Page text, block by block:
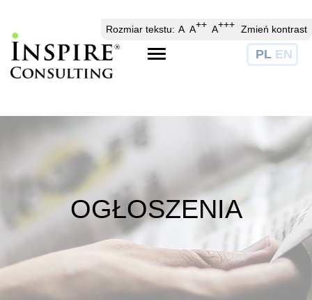
Rozmiar tekstu: A A++ A+++ Zmień kontrast
Toggle
PL EN
OGŁOSZENIA